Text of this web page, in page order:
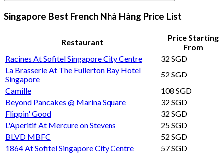
Singapore Best French Nhà Hàng Price List
Restaurant
Price Starting
From
Racines At Sofitel Singapore City Centre
32 SGD
La Brasserie At The Fullerton Bay Hotel
Singapore
52 SGD
Camille
108 SGD
Beyond Pancakes @ Marina Square
32 SGD
Flippin' Good
32 SGD
L'Aperitif At Mercure on Stevens
25 SGD
BLVD MBFC
52 SGD
1864 At Sofitel Singapore City Centre
57 SGD